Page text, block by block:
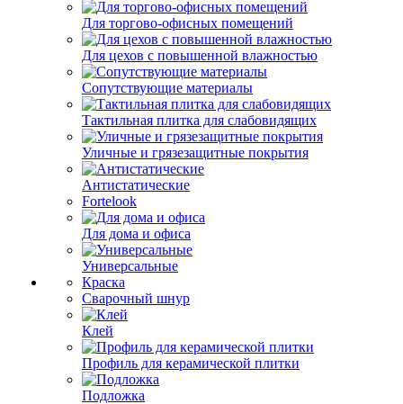
Для торгово-офисных помещений
Для цехов с повышенной влажностью
Сопутствующие материалы
Тактильная плитка для слабовидящих
Уличные и грязезащитные покрытия
Антистатические
Fortelook
Для дома и офиса
Универсальные
Краска
Сварочный шнур
Клей
Профиль для керамической плитки
Подложка